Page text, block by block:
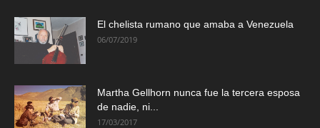
El chelista rumano que amaba a Venezuela
06/07/2019
Martha Gellhorn nunca fue la tercera esposa
de nadie, ni...
17/03/2017